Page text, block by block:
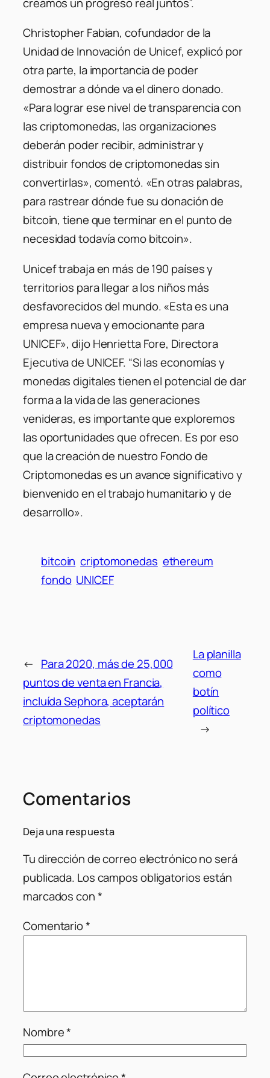
Christopher Fabian, cofundador de la
Unidad de Innovación de Unicef, explicó por
otra parte, la importancia de poder
demostrar a dónde va el dinero donado.
«Para lograr ese nivel de transparencia con
las criptomonedas, las organizaciones
deberán poder recibir, administrar y
distribuir fondos de criptomonedas sin
convertirlas», comentó. «En otras palabras,
para rastrear dónde fue su donación de
bitcoin, tiene que terminar en el punto de
necesidad todavía como bitcoin».
Unicef ​​trabaja en más de 190 países y
territorios para llegar a los niños más
desfavorecidos del mundo. «Esta es una
empresa nueva y emocionante para
UNICEF», dijo Henrietta Fore, Directora
Ejecutiva de UNICEF. “Si las economías y
monedas digitales tienen el potencial de dar
forma a la vida de las generaciones
venideras, es importante que exploremos
las oportunidades que ofrecen. Es por eso
que la creación de nuestro Fondo de
Criptomonedas es un avance significativo y
bienvenido en el trabajo humanitario y de
desarrollo».
bitcoin criptomonedas ethereum
fondo UNICEF
← Para 2020, más de 25,000
puntos de venta en Francia,
incluída Sephora, aceptarán
criptomonedas
La planilla
como
botín
político
→
Comentarios
Deja una respuesta
Tu dirección de correo electrónico no será
publicada. Los campos obligatorios están
marcados con*
Comentario*
Nombre*